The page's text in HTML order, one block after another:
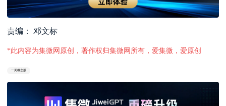
责编： 邓文标
*此内容为集微网原创，著作权归集微网所有，爱集微，爱原创
一周概念股